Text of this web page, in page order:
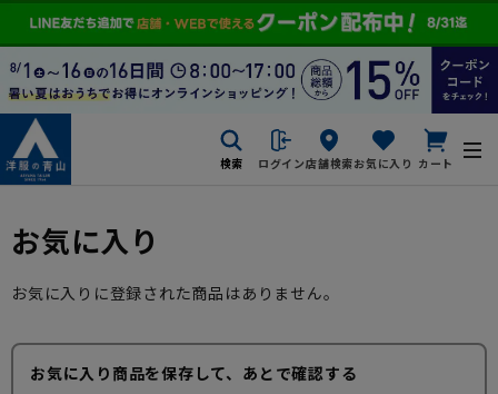
検索 ログイン店舗検索お気に入り カート
お気に入り
お気に入りに登録された商品はありません。
お気に入り商品を保存して、あとで確認する